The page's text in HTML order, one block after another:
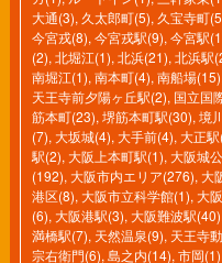
大通(3), 久太郎町(5), 久宝寺町
今宮戎(8), 今宮戎駅(9), 今宮駅
(2), 北堀江(1), 北浜(21), 北浜駅
南堀江(1), 南本町(4), 南船場(15)
天王寺前夕陽ヶ丘駅(2), 国立国
筋本町(23), 堺筋本町駅(30), 境
(7), 大坂城(4), 大手前(4), 大正
駅(2), 大阪上本町駅(1), 大阪城
(192), 大阪市内エリア(276), 大
港区(8), 大阪市立科学館(1), 大
(6), 大阪港駅(3), 大阪難波駅(40)
満橋駅(7), 天然温泉(9), 天王寺
宗右衛門(6), 島之内(14), 市岡(1)